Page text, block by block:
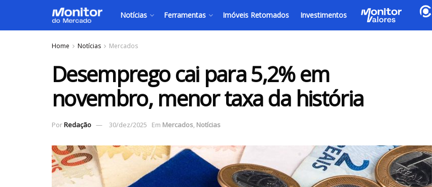
Notícias Ferramentas Imóveis Retomados Investimentos
Home Notícias Mercados
Desemprego cai para 5,2% em
novembro, menor taxa da história
PorRedação 30/dez/2025 Em Mercados, Notícias